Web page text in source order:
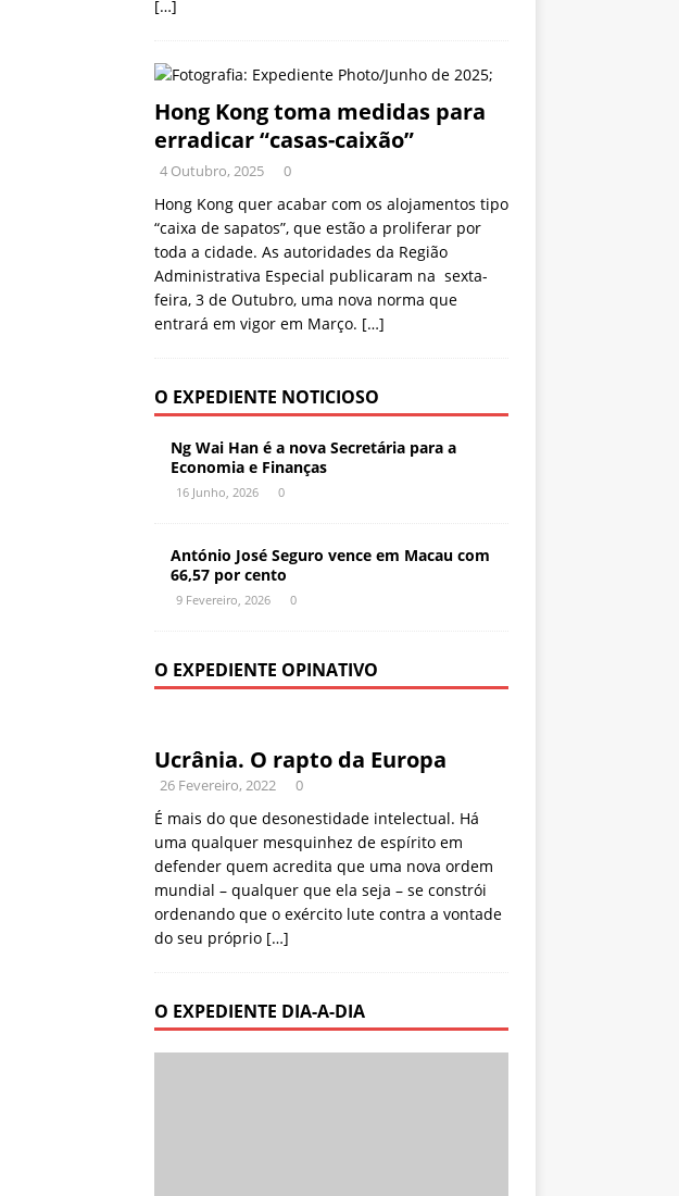
[…]
Hong Kong toma medidas para
erradicar “casas-caixão”
4 Outubro, 2025 0
Hong Kong quer acabar com os alojamentos tipo
“caixa de sapatos”, que estão a proliferar por
toda a cidade. As autoridades da Região
Administrativa Especial publicaram na sexta-
feira, 3 de Outubro, uma nova norma que
entrará em vigor em Março. […]
O EXPEDIENTE NOTICIOSO
Ng Wai Han é a nova Secretária para a
Economia e Finanças
16 Junho, 2026 0
António José Seguro vence em Macau com
66,57 por cento
9 Fevereiro, 2026 0
O EXPEDIENTE OPINATIVO
Ucrânia. O rapto da Europa
26 Fevereiro, 2022 0
É mais do que desonestidade intelectual. Há
uma qualquer mesquinhez de espírito em
defender quem acredita que uma nova ordem
mundial – qualquer que ela seja – se constrói
ordenando que o exército lute contra a vontade
do seu próprio […]
O EXPEDIENTE DIA-A-DIA